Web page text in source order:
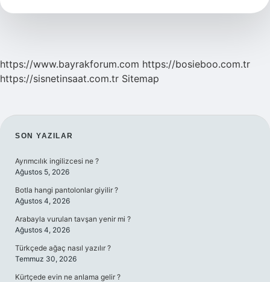
Kaç
https://www.bayrakforum.com https://bosieboo.com.tr
https://sisnetinsaat.com.tr Sitemap
SIDEBAR
SON YAZILAR
Ayrımcılık ingilizcesi ne ?
Ağustos 5, 2026
Botla hangi pantolonlar giyilir ?
Ağustos 4, 2026
Arabayla vurulan tavşan yenir mi ?
Ağustos 4, 2026
Türkçede ağaç nasıl yazılır ?
Temmuz 30, 2026
Kürtçede evin ne anlama gelir ?